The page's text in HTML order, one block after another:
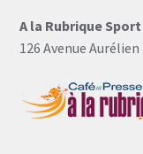
A la Rubrique Sport
126 Avenue